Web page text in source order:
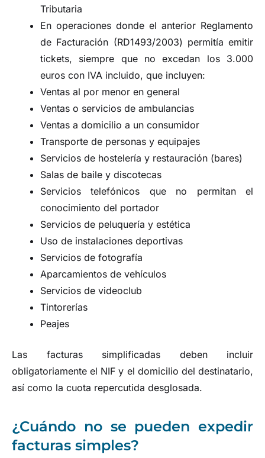
Tributaria
En operaciones donde el anterior Reglamento
de Facturación (RD1493/2003) permitía emitir
tickets, siempre que no excedan los 3.000
euros con IVA incluido, que incluyen:
Ventas al por menor en general
Ventas o servicios de ambulancias
Ventas a domicilio a un consumidor
Transporte de personas y equipajes
Servicios de hostelería y restauración (bares)
Salas de baile y discotecas
Servicios telefónicos que no permitan el
conocimiento del portador
Servicios de peluquería y estética
Uso de instalaciones deportivas
Servicios de fotografía
Aparcamientos de vehículos
Servicios de videoclub
Tintorerías
Peajes
Las facturas simplificadas deben incluir
obligatoriamente el NIF y el domicilio del destinatario,
así como la cuota repercutida desglosada.
¿Cuándo no se pueden expedir
facturas simples?